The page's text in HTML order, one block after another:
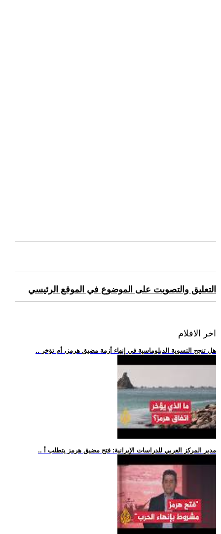
التعليق والتصويت على الموضوع في الموقع الرئيسي
اخر الافلام
.. هل تنجح التسوية الدبلوماسية في إنهاء أزمة مضيق هرمز، أم تؤخر
.. مدير المركز العربي للدراسات الإيرانية: فتح مضيق هرمز يتطلب أ